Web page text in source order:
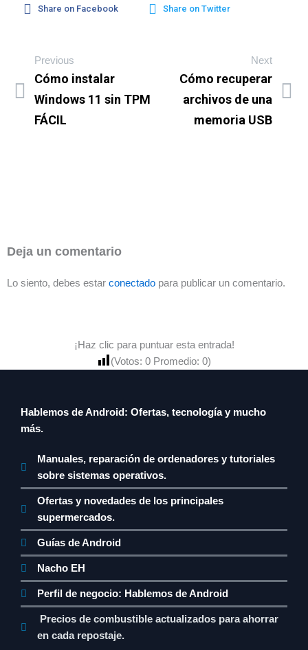
2026)
Share on Facebook Share on Twitter
Previous
Cómo instalar
Windows 11 sin TPM
FÁCIL
Next
Cómo recuperar
archivos de una
memoria USB
Deja un comentario
Lo siento, debes estar conectado para publicar un comentario.
¡Haz clic para puntuar esta entrada!
(Votos: 0 Promedio: 0)
Hablemos de Android: Ofertas, tecnología y mucho
más.
Manuales, reparación de ordenadores y tutoriales
sobre sistemas operativos.
Ofertas y novedades de los principales
supermercados.
Guías de Android
Nacho EH
Perfil de negocio: Hablemos de Android
Precios de combustible actualizados para ahorrar
en cada repostaje.